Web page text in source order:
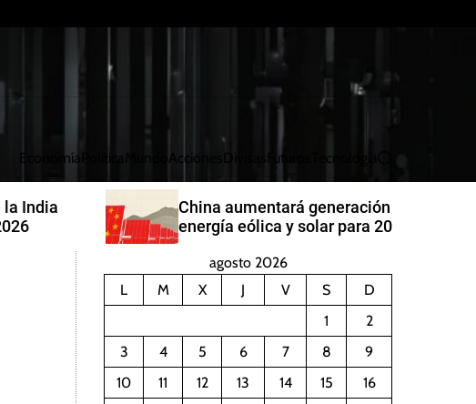
Economía Política Acciones Divisas Futuros Tecnología
u
s
c
a
China aumentará generación de
energía eólica y solar para 2030
agosto 2026
L
M X J V S
D
1
2
3
4 5 6 7 8
9
10
11 12 13 14 15
16